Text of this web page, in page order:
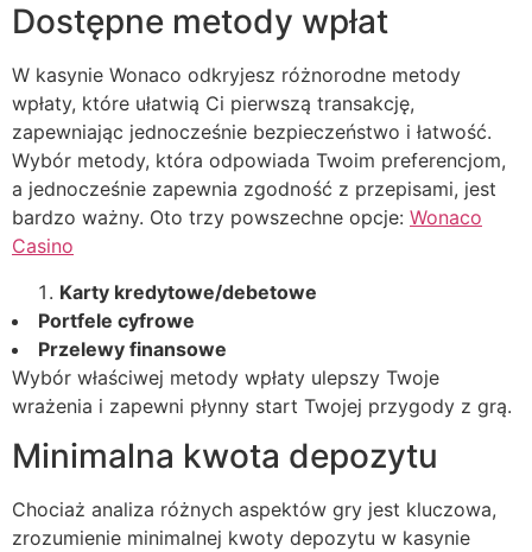
Dostępne metody wpłat
W kasynie Wonaco odkryjesz różnorodne metody
wpłaty, które ułatwią Ci pierwszą transakcję,
zapewniając jednocześnie bezpieczeństwo i łatwość.
Wybór metody, która odpowiada Twoim preferencjom,
a jednocześnie zapewnia zgodność z przepisami, jest
bardzo ważny. Oto trzy powszechne opcje: Wonaco
Casino
Karty kredytowe/debetowe
Portfele cyfrowe
Przelewy finansowe
Wybór właściwej metody wpłaty ulepszy Twoje
wrażenia i zapewni płynny start Twojej przygody z grą.
Minimalna kwota depozytu
Chociaż analiza różnych aspektów gry jest kluczowa,
zrozumienie minimalnej kwoty depozytu w kasynie